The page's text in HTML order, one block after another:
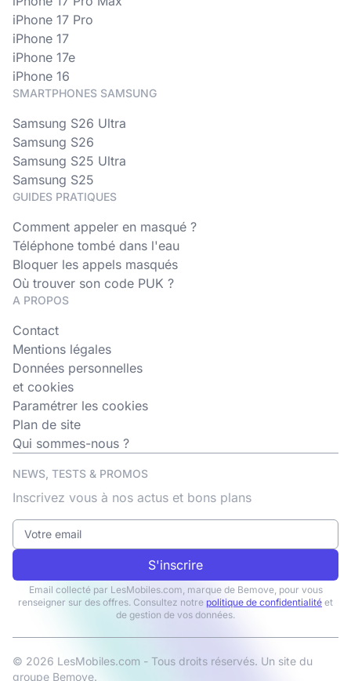
iPhone 17 Pro
iPhone 17
iPhone 17e
iPhone 16
SMARTPHONES SAMSUNG
Samsung S26 Ultra
Samsung S26
Samsung S25 Ultra
Samsung S25
GUIDES PRATIQUES
Comment appeler en masqué ?
Téléphone tombé dans l'eau
Bloquer les appels masqués
Où trouver son code PUK ?
A PROPOS
Contact
Mentions légales
Données personnelles
et cookies
Paramétrer les cookies
Plan de site
Qui sommes-nous ?
NEWS, TESTS & PROMOS
Inscrivez vous à nos actus et bons plans
S'inscrire
Email collecté par LesMobiles.com, marque de Bemove, pour vous
renseigner sur des offres. Consultez notre politique de confidentialité et
de gestion de vos données.
© 2026 LesMobiles.com - Tous droits réservés. Un site du
groupe Bemove.